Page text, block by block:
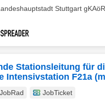
Stuttgart gKAöR
Stationsleitung für
Intensivstation F21a
JobRad
JobTicket